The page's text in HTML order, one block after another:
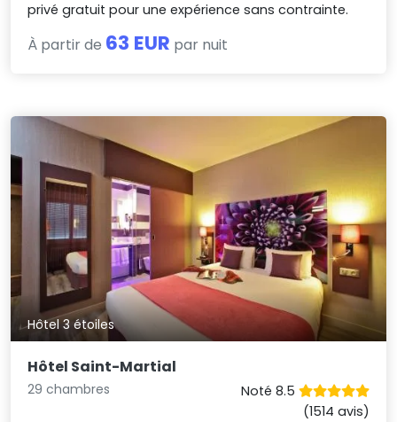
privé gratuit pour une expérience sans contrainte.
À partir de 63 EUR par nuit
Hôtel 3 étoiles
Hôtel Saint-Martial
29 chambres
Noté 8.5
(1514 avis)